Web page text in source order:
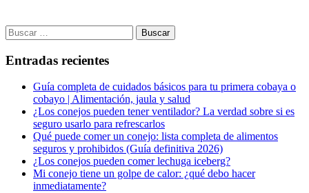
Buscar:
Entradas recientes
Guía completa de cuidados básicos para tu primera cobaya o
cobayo | Alimentación, jaula y salud
¿Los conejos pueden tener ventilador? La verdad sobre si es
seguro usarlo para refrescarlos
Qué puede comer un conejo: lista completa de alimentos
seguros y prohibidos (Guía definitiva 2026)
¿Los conejos pueden comer lechuga iceberg?
Mi conejo tiene un golpe de calor: ¿qué debo hacer
inmediatamente?